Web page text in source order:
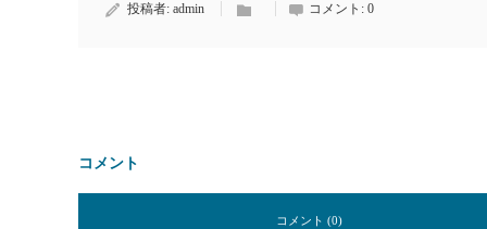
投稿者: admin コメント: 0
コメント
コメント (0)